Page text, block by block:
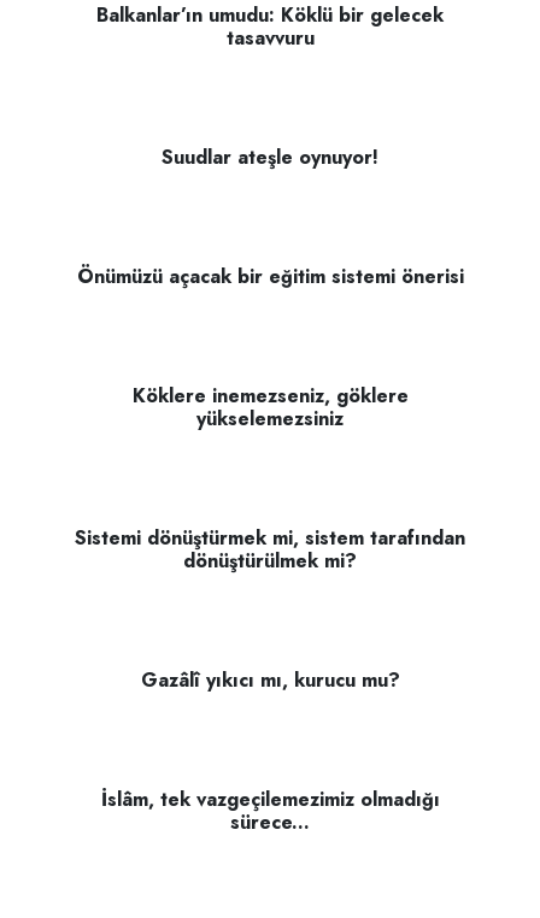
Balkanlar’ın umudu: Köklü bir gelecek
tasavvuru
Suudlar ateşle oynuyor!
Önümüzü açacak bir eğitim sistemi önerisi
Köklere inemezseniz, göklere
yükselemezsiniz
Sistemi dönüştürmek mi, sistem tarafından
dönüştürülmek mi?
Gazâlî yıkıcı mı, kurucu mu?
İslâm, tek vazgeçilemezimiz olmadığı
sürece...